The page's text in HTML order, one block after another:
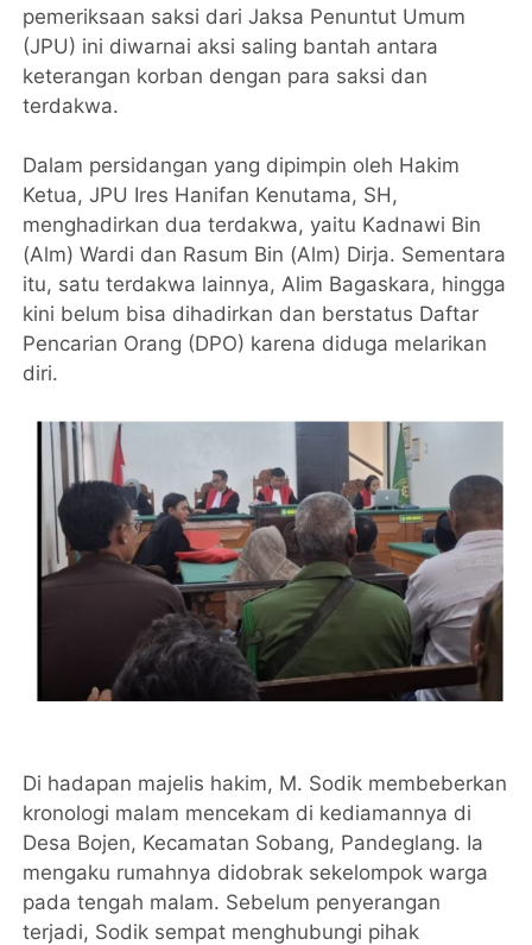
pemeriksaan saksi dari Jaksa Penuntut Umum
(JPU) ini diwarnai aksi saling bantah antara
keterangan korban dengan para saksi dan
terdakwa.
Dalam persidangan yang dipimpin oleh Hakim
Ketua, JPU Ires Hanifan Kenutama, SH,
menghadirkan dua terdakwa, yaitu Kadnawi Bin
(Alm) Wardi dan Rasum Bin (Alm) Dirja. Sementara
itu, satu terdakwa lainnya, Alim Bagaskara, hingga
kini belum bisa dihadirkan dan berstatus Daftar
Pencarian Orang (DPO) karena diduga melarikan
diri.
Di hadapan majelis hakim, M. Sodik membeberkan
kronologi malam mencekam di kediamannya di
Desa Bojen, Kecamatan Sobang, Pandeglang. Ia
mengaku rumahnya didobrak sekelompok warga
pada tengah malam. Sebelum penyerangan
terjadi, Sodik sempat menghubungi pihak